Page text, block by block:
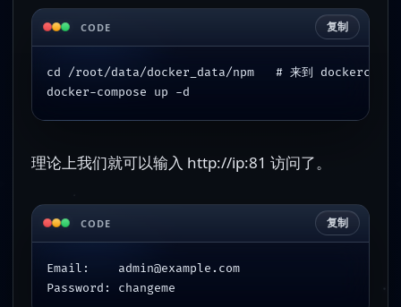
CODE 复制
cd /root/data/docker_data/npm   # 来到 dockercompose
docker-compose up -d
理论上我们就可以输入 http://ip:81 访问了。
CODE 复制
Email: admin@example.com
Password: changeme